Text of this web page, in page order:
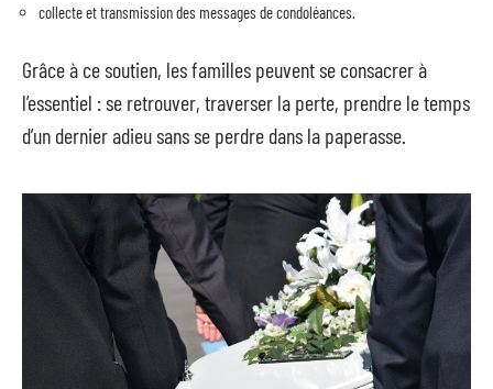
collecte et transmission des messages de condoléances.
Grâce à ce soutien, les familles peuvent se consacrer à
l’essentiel : se retrouver, traverser la perte, prendre le temps
d’un dernier adieu sans se perdre dans la paperasse.